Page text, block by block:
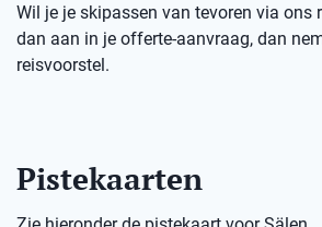
Wil je je skipassen van tevoren via ons
dan aan in je offerte-aanvraag, dan
reisvoorstel.
Pistekaarten